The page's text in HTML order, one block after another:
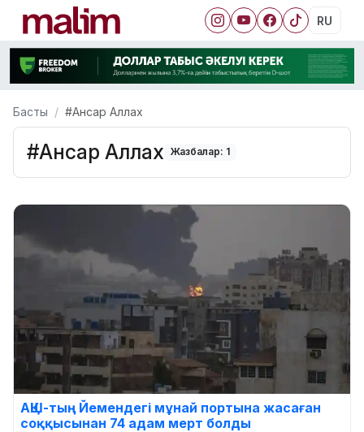
RU
Басты #Ансар Аллах
#Ансар Аллах Жазбалар: 1
АҚШ-тың Йемендегі мұнай портына жасаған
соққысынан 74 адам мерт болды